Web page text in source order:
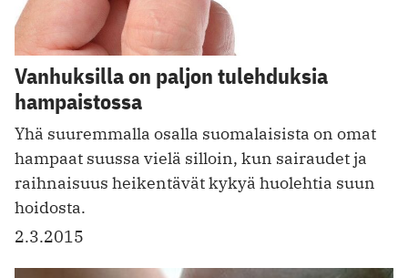
Vanhuksilla on paljon tulehduksia
hampaistossa
Yhä suuremmalla osalla suomalaisista on omat
hampaat suussa vielä silloin, kun sairaudet ja
raihnaisuus heikentävät kykyä huolehtia suun
hoidosta.
2.3.2015